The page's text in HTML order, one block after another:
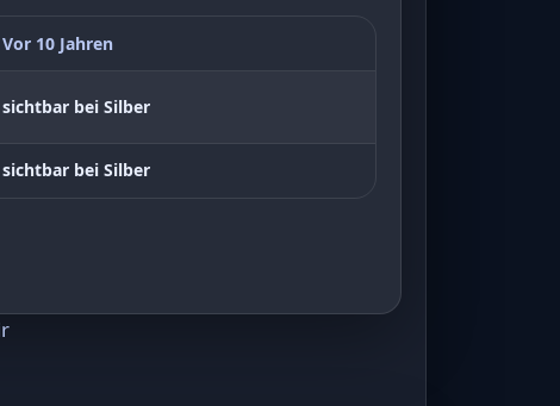
Vor 10 Jahren
sichtbar bei Silber
sichtbar bei Silber